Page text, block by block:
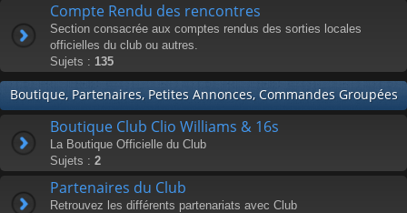
Compte Rendu des rencontres
Section consacrée aux comptes rendus des sorties locales
officielles du club ou autres.
Sujets : 135
Boutique, Partenaires, Petites Annonces, Commandes Groupées
Boutique Club Clio Williams & 16s
La Boutique Officielle du Club
Sujets : 2
Partenaires du Club
Retrouvez les différents partenariats avec Club